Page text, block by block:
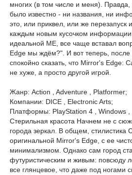
многих (в том числе и меня). Правда,
было известно - ни названия, ни
это, или приквел, или же перезапуск
каждым новым кусочком
идеальной ME, все чаще вставал
Edge мы ждём?". И вот теперь,
спокойно сказать, что Mirror's Edge:
не хуже, а просто другой игрой.
Жанр: Action , Adventure , Platformer;
Компании: DICE , Electronic Arts;
Платформы: PlayStation 4 , Windows ,
Стерильная красота Начнем не с
города зеркал. В общем, стилистика
оригинальной Mirror's Edge, с ее
минимализмом. Однако сам город
футуристическим и живым: повсюду
все глянцевое, что даже под ногами